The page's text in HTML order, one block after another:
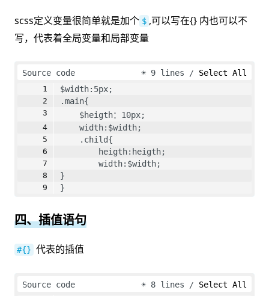
scss定义变量很简单就是加个 $ ,可以写在{} 内也可以不
写，代表着全局变量和局部变量
Source code ☀ 9 lines
Select All
$width:5px;
.main{
    $heigth：10px;
    width:$width;
    .child{
        heigth:heigth;
        width:$width;
}
}
四、插值语句
#{} 代表的插值
Source code ☀ 8 lines Select All